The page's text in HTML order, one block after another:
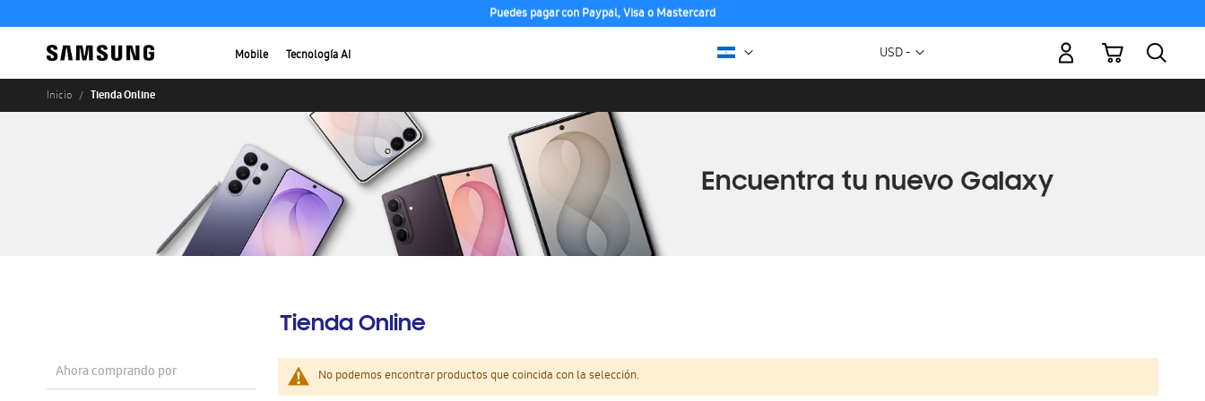
Puedes pagar con Paypal, Visa o Mastercard
Mobile Tecnología AI Moneda
USD -
Mi carrito
Inicio Tienda Online
Tienda Online
No podemos encontrar productos que coincida con la selección.
Ahora comprando por